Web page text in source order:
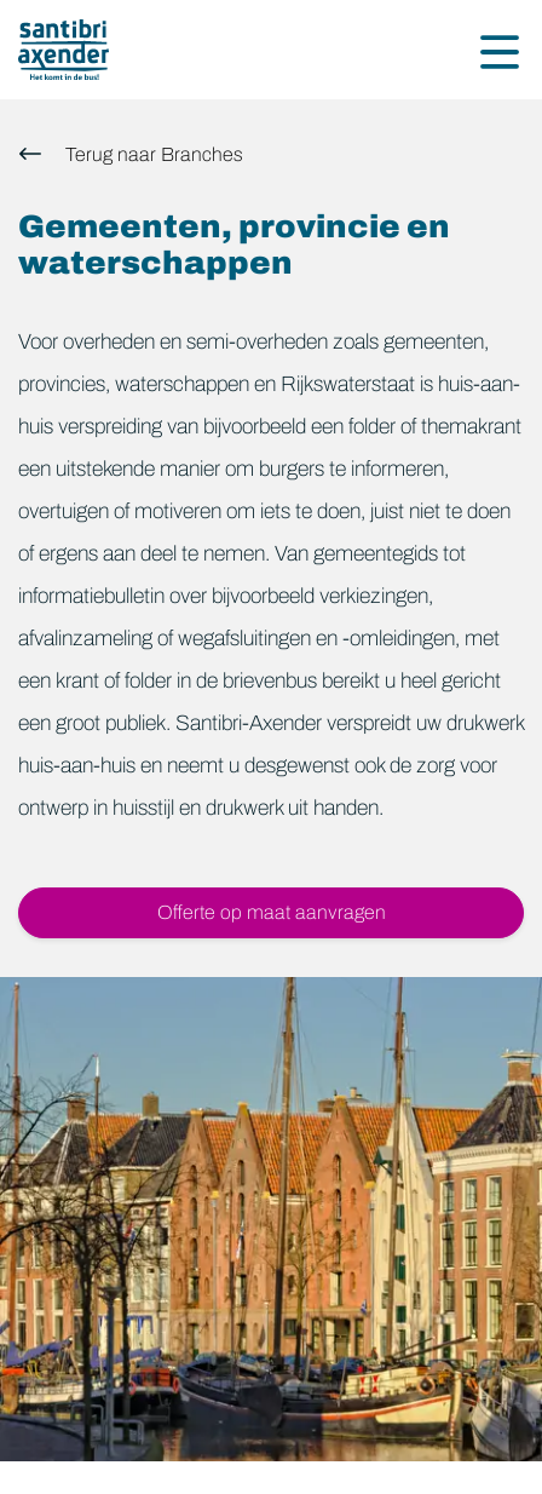
overslaan
Terug naar Branches
Gemeenten, provincie en
waterschappen
Voor overheden en semi-overheden zoals gemeenten,
provincies, waterschappen en Rijkswaterstaat is huis-aan-
huis verspreiding van bijvoorbeeld een folder of themakrant
een uitstekende manier om burgers te informeren,
overtuigen of motiveren om iets te doen, juist niet te doen
of ergens aan deel te nemen. Van gemeentegids tot
informatiebulletin over bijvoorbeeld verkiezingen,
afvalinzameling of wegafsluitingen en -omleidingen, met
een krant of folder in de brievenbus bereikt u heel gericht
een groot publiek. Santibri-Axender verspreidt uw drukwerk
huis-aan-huis en neemt u desgewenst ook de zorg voor
ontwerp in huisstijl en drukwerk uit handen.
Offerte op maat aanvragen